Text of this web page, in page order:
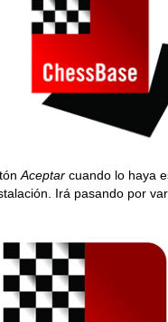
Aceptar cuando lo haya
Irá pasando por